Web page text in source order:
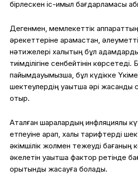
бірлескен іс-қимыл бағдарламасы
Дегенмен, мемлекеттік
әрекеттеріне қарамастан,
нәтижелері халықтың бұл
тиімділігіне сенбейтінін көрсетеді.
пайымдауымызша, бұл күдікке
шектеулердің уақытша әрі жасанды
отыр.
Аталған шаралардың инфляциялық
етпеуіне қарап, халық тарифтерді
әкімшілік жолмен тежеуді бағаның
әкелетін уақытша фактор ретінде
қорытынды жасауға болады.